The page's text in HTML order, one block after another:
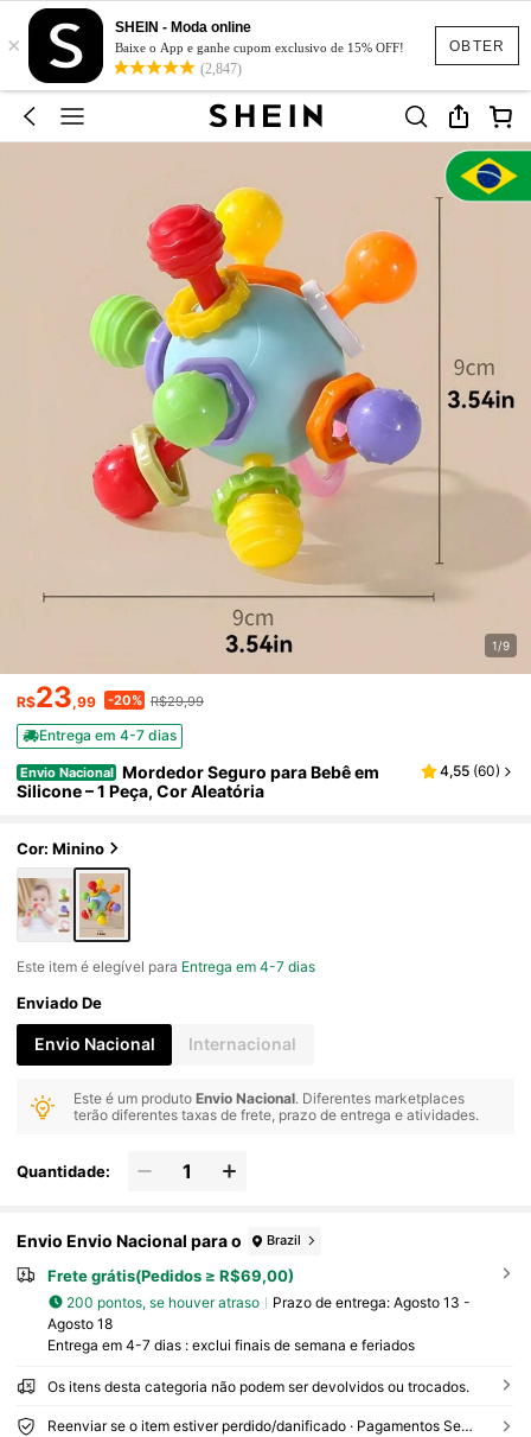
OBTER
×
SHEIN - Moda online
Baixe o App e ganhe cupom exclusivo de 15% OFF!
(2,847)
1/9
R$23,99 -20% R$29,99
Entrega em 4-7 dias
Envio Nacional Mordedor Seguro para Bebê em
Silicone – 1 Peça, Cor Aleatória
4,55 (60)
Cor: Minino
Este item é elegível para Entrega em 4-7 dias
Enviado De
Envio Nacional Internacional
Este é um produtoEnvio Nacional. Diferentes marketplaces
terão diferentes taxas de frete, prazo de entrega e atividades.
Quantidade:
Envio Envio Nacional para o Brazil
Frete grátis(Pedidos ≥ R$69,00)
200 pontos, se houver atraso Prazo de entrega: Agosto 13 -
Agosto 18
Entrega em 4-7 dias : exclui finais de semana e feriados
Os itens desta categoria não podem ser devolvidos ou trocados.
Reenviar se o item estiver perdido/danificado · Pagamentos Seguros · Proteção de privacidade